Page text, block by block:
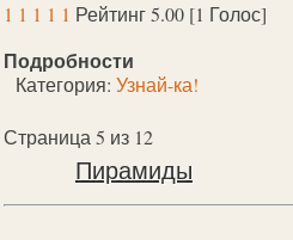
1 1 1 1 1 Рейтинг 5.00 [1 Голос]
Подробности
Категория: Узнай-ка!
Страница 5 из 12
Пирамиды